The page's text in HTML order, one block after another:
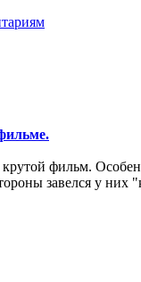
фильм.
завелся у них